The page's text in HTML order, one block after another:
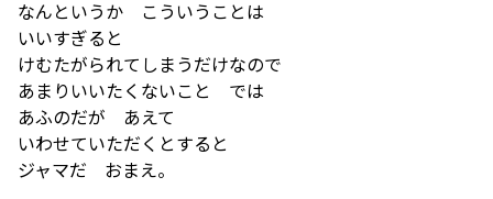
なんというか こういうことは
いいすぎると
けむたがられてしまうだけなので
あまりいいたくないこと では
あふのだが あえて
いわせていただくとすると
ジャマだ おまえ。